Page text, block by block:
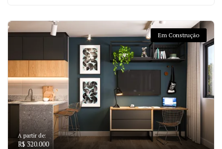
Em Construção
A partir de:
R$ 320.000